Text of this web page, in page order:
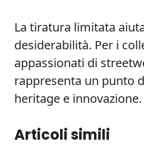
La tiratura limitata
desiderabilità. Per i
appassionati di
rappresenta un punto
heritage e innovazione.
Articoli simili